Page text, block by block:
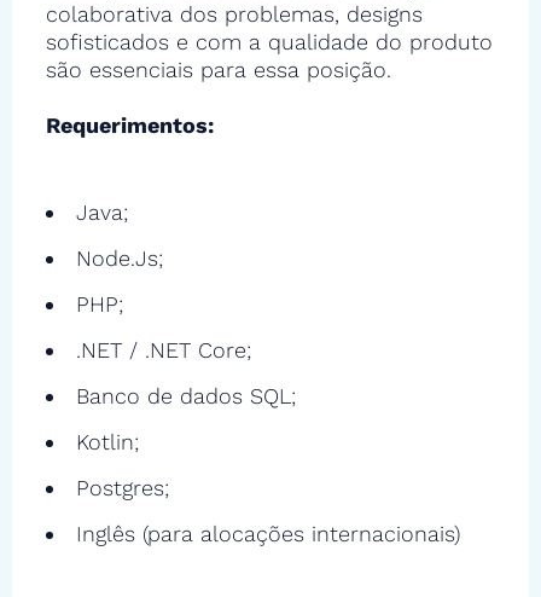
colaborativa dos problemas, designs
sofisticados e com a qualidade do produto
são essenciais para essa posição.
Requerimentos:
Java;
Node.Js;
PHP;
.NET / .NET Core;
Banco de dados SQL;
Kotlin;
Postgres;
Inglês (para alocações internacionais)